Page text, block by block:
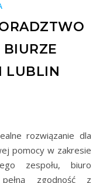
LUBLIN
rozwiązanie dla
pomocy w zakresie
zespołu, biuro
zgodność z